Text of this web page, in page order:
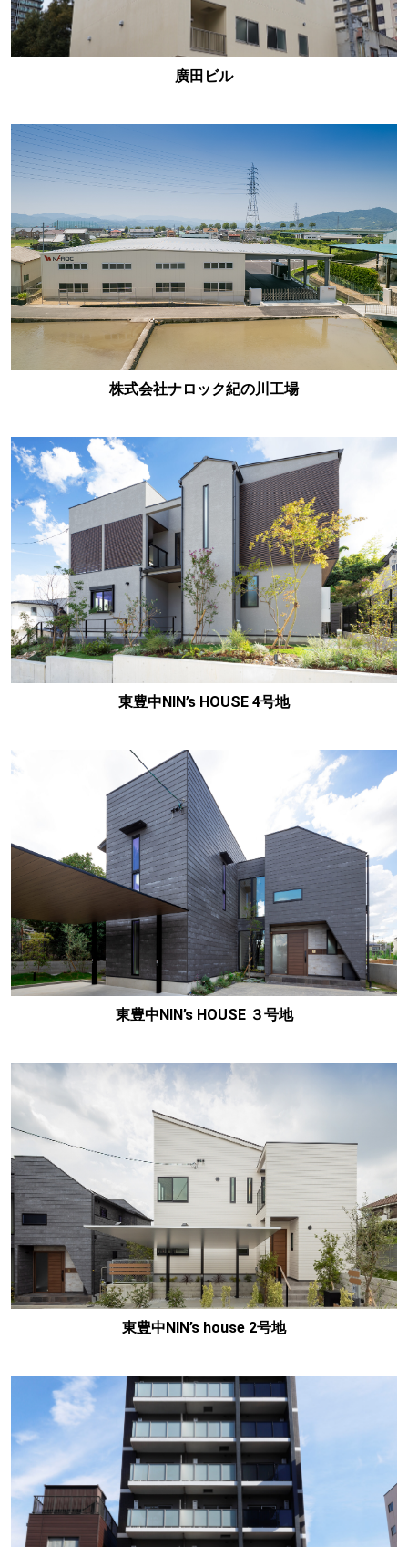
廣田ビル
株式会社ナロック紀の川工場
東豊中NIN’s HOUSE 4号地
東豊中NIN’s HOUSE ３号地
東豊中NIN’s house 2号地